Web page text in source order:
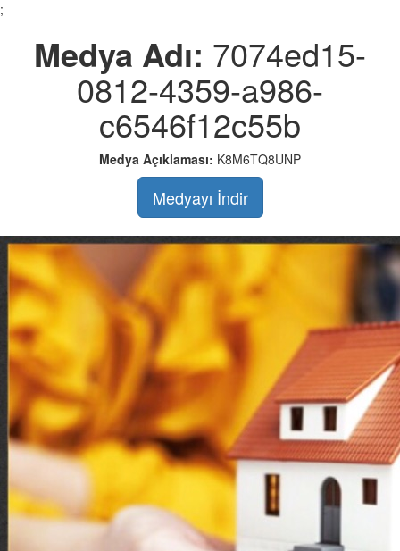
;
Medya Adı: 7074ed15-
0812-4359-a986-
c6546f12c55b
Medya Açıklaması: K8M6TQ8UNP
Medyayı İndir